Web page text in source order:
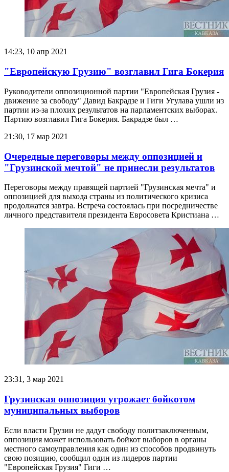
14:23, 10 апр 2021
"Европейскую Грузию" возглавил Гига Бокерия
Руководители оппозиционной партии "Европейская Грузия -
движение за свободу" Давид Бакрадзе и Гиги Угулава ушли из
партии из-за плохих результатов на парламентских выборах.
Партию возглавил Гига Бокерия. Бакрадзе был …
21:30, 17 мар 2021
Очередные переговоры между оппозицией и
"Грузинской мечтой" не принесли результатов
Переговоры между правящей партией "Грузинская мечта" и
оппозицией для выхода страны из политического кризиса
продолжатся завтра. Встреча состоялась при посредничестве
личного представителя президента Евросовета Кристиана …
23:31, 3 мар 2021
Грузинская оппозиция угрожает бойкотом
муниципальных выборов
Если власти Грузии не дадут свободу политзаключенным,
оппозиция может использовать бойкот выборов в органы
местного самоуправления как один из способов продвинуть
свою позицию, сообщил один из лидеров партии
"Европейская Грузия" Гиги …